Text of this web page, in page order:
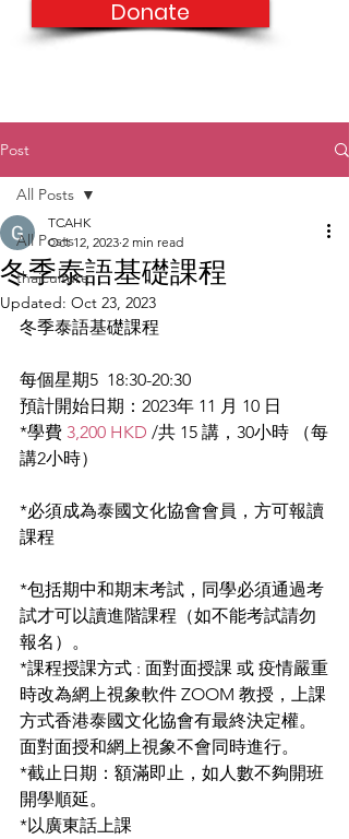
Donate
Post
All Posts
thaiculture
All Posts
冬季泰語基礎課程
TCAHK
Oct 12, 2023 2 min read
Updated: Oct 23, 2023
冬季泰語基礎課程
每個星期5  18:30-20:30
預計開始日期：2023年 11 月 10 日
*學費 3,200 HKD /共 15 講，30小時 （每
講2小時）
*必須成為泰國文化協會會員，方可報讀
課程
*包括期中和期末考試，同學必須通過考
試才可以讀進階課程（如不能考試請勿
報名）。
*課程授課方式 : 面對面授課 或 疫情嚴重
時改為網上視象軟件 ZOOM 教授，上課
方式香港泰國文化協會有最終決定權。
面對面授和網上視象不會同時進行。
*截止日期：額滿即止，如人數不夠開班
開學順延。
*以廣東話上課